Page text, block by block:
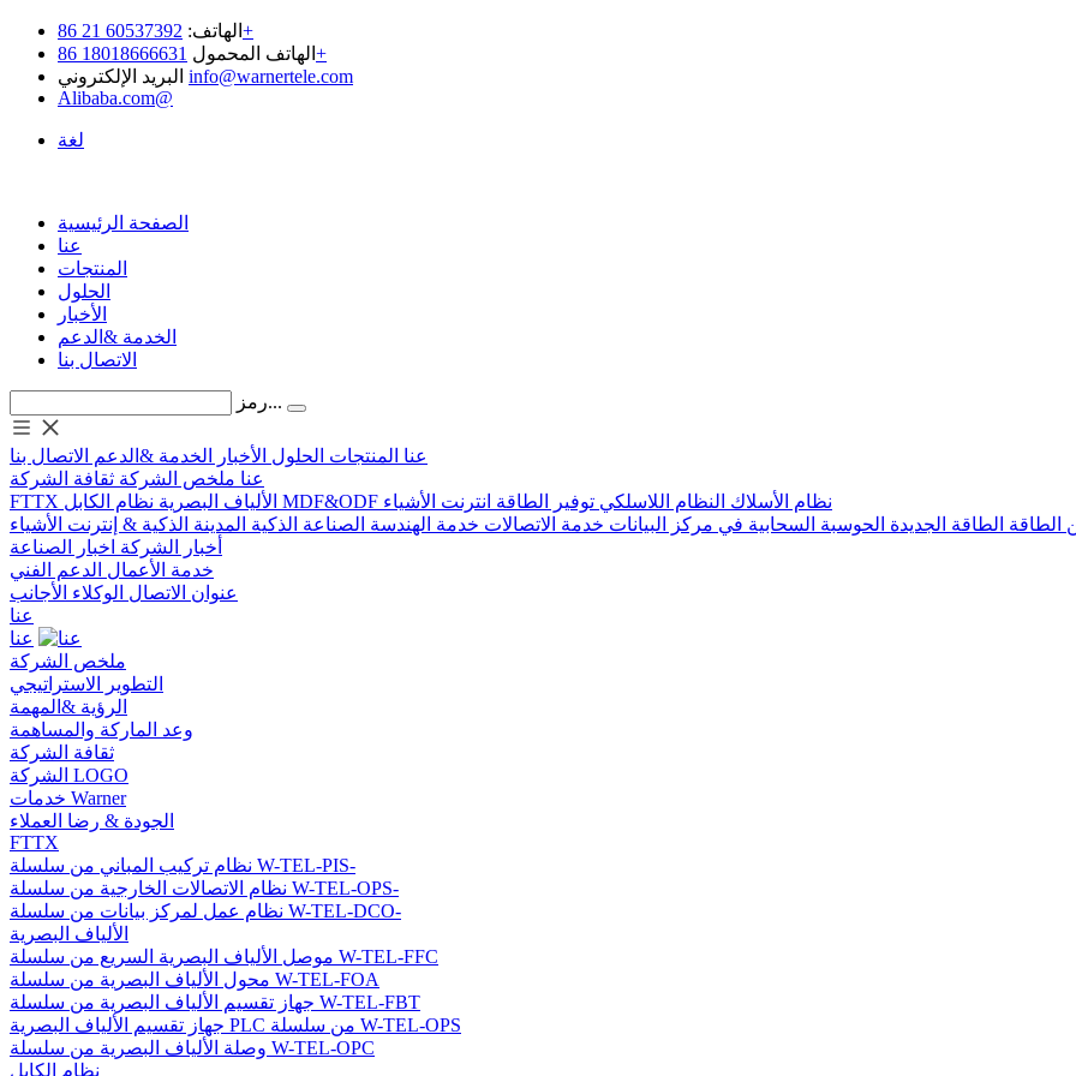
الهاتف: 60537392 21 86+
الهاتف المحمول 18018666631 86+
info@warnertele.com
Alibaba.com@
لغة
الصفحة الرئيسية
عنا
المنتجات
الحلول
الأخبار
الخدمة &الدعم
الاتصال بنا
رمز...
عنا المنتجات الحلول الأخبار الخدمة &الدعم
الاتصال بنا
عنا ملخص الشركة ثقافة الشركة
FTTX
الألياف البصرية MDF&ODF نظام الأسلاك النظام اللاسلكي توفير الطاقة انترنت الأشياء
الطاقة الطاقة الجديدة الحوسبة السحابية في مركز البيانات خدمة الاتصالات خدمة الهندسة الصناعة الذكية المدينة الذكية & إنترنت الأشياء
أخبار الشركة اخبار الصناعة
خدمة الأعمال الدعم الفني
عنوان الاتصال الوكلاء الأجانب
عنا
عنا
ملخص الشركة
التطوير الاستراتيجي
الرؤية &المهمة
وعد الماركة والمساهمة
ثقافة الشركة
الشركة LOGO
خدمات Warner
الجودة & رضا العملاء
FTTX
نظام تركيب المباني من سلسلة W-TEL-PIS-
نظام الاتصالات الخارجية من سلسلة W-TEL-OPS-
نظام عمل لمركز بيانات من سلسلة W-TEL-DCO-
الألياف البصرية
موصل الألياف البصرية السريع من سلسلة W-TEL-FFC
محول الألياف البصرية من سلسلة W-TEL-FOA
جهاز تقسيم الألياف البصرية من سلسلة W-TEL-FBT
جهاز تقسيم الألياف البصرية PLC من سلسلة W-TEL-OPS
وصلة الألياف البصرية من سلسلة W-TEL-OPC
نظام الكابل